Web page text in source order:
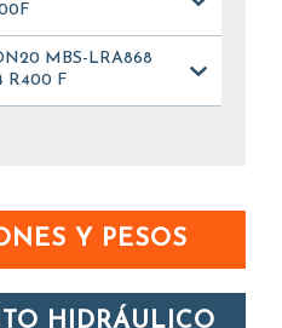
MBS-LRA868
R400 F
Y PESOS
HIDRÁULICO